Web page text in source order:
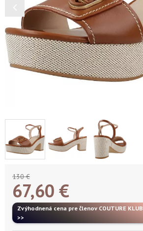
130 €
67,60 €
Zvýhodnená cena pre členov COUTURE KLUB
>>